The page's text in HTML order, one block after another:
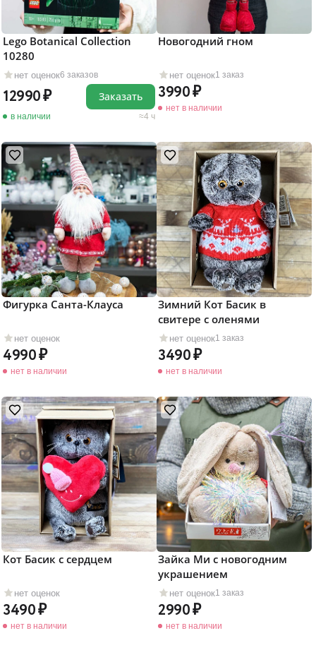
нет оценок6 заказов
Lego Botanical Collection
10280
12990
в наличии 4 ч
Заказать
нет оценок1 заказ
Новогодний гном
3990
нет в наличии
нет оценок
Фигурка Санта-Клауса
4990
нет в наличии
нет оценок1 заказ
Зимний Кот Басик в
свитере с оленями
3490
нет в наличии
нет оценок
Кот Басик с сердцем
3490
нет в наличии
нет оценок1 заказ
Зайка Ми с новогодним
украшением
2990
нет в наличии